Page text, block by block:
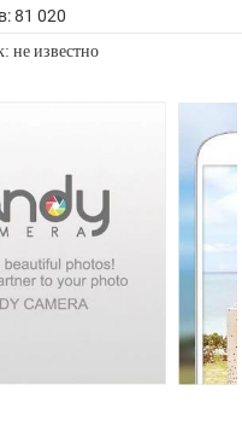
81 020
не известно